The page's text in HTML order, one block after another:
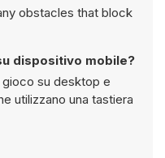
obstacles that block
dispositivo mobile?
su desktop e
utilizzano una tastiera